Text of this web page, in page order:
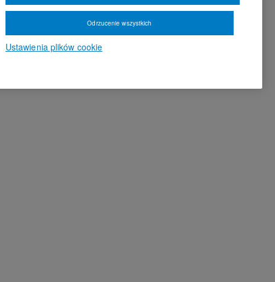
Ustawienia plików cookie
Odrzucenie wszystkich